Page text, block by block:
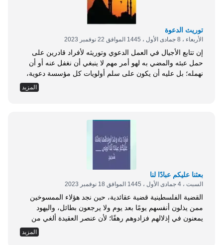
توريث الدعوة
الأربعاء ، 8 جمادى الأول ، 1445 الموافق 22 نوفمبر 2023
إن تتابع الأجيال في العمل الدعوي وتوريثه لأفراد قادرين على
حمل عبئه والمضي به لهو أمر مهم لا ينبغي أن نغفل عنه أو أن
نهمله؛ بل عليه أن يكون على سلم أولويات كل مؤسسة دعوية،
وكل داعية في سبيل الله يؤمن بالانتشار الدعوي والاستمرارية
في العمل، وإلا كان عاقبة ذلك الانحسار ثم الانقطاع، وهذا ما لا
المزيد
بعثنا عليكم عبادًا لنا
السبت ، 4 جمادى الأول ، 1445 الموافق 18 نوفمبر 2023
القضية الفلسطينية قضية عقائدية، حين نجد هؤلاء الممسوخين
ممن يذلون أنفسهم يومًا بعد يوم ولا يرجعون بطائل، واليهود
يمعنون في إذلالهم فزادوهم رهقًا؛ لأن عنصر العقيدة ألغي من
القضية. فلن تعود فلسطين إلا بالإسلام، هذا لا شك فيه على
الإطلاق، ومن يظن غير ذلك فهو واهم، قال تعالى: { لَقَدْ أَنزَلْنَا
المزيد